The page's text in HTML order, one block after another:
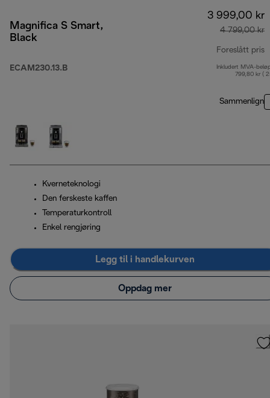
Magnifica S Smart,
Black
ECAM230.13.B
3 999,00 kr
4 799,00 kr
Foreslått pris
Inkludert MVA-
799,80 kr (
Sammenlign
Kverneteknologi
Den ferskeste kaffen
Temperaturkontroll
Enkel rengjøring
Legg til i handlekurven
Oppdag mer